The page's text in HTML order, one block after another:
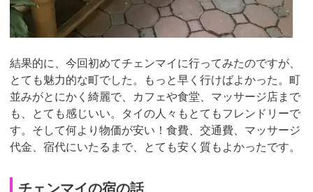
結果的に、今回初めてチェンマイに行ってみたのですが、
とても魅力的な町でした。もっと早く行けばよかった。町
並みがとにかく綺麗で、カフェや食堂、マッサージ店まで
も、とても感じいい。タイの人々もとてもフレンドリーで
す。そして何より物価が安い！食費、交通費、マッサージ
代金、宿代にいたるまで、とても安く質もよかったです。
チェンマイの宿の話